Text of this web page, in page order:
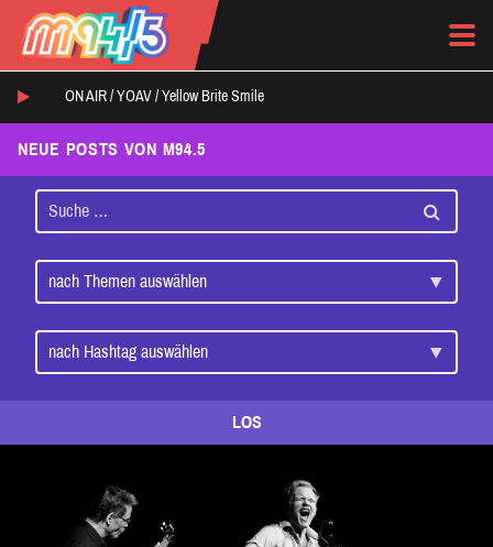
ON AIR / YOAV / Yellow Brite Smile
NEUE POSTS VON M94.5
LOS